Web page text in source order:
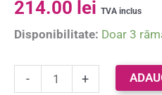
214.00 lei TVA inclus
Disponibilitate: Doar 3
- +